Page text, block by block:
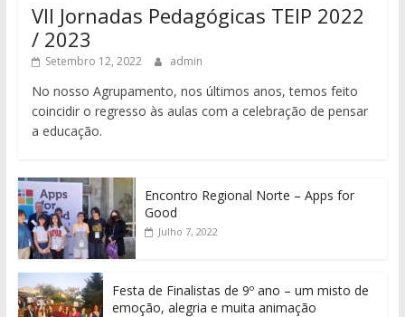
VII Jornadas Pedagógicas TEIP 2022
/ 2023
Setembro 12, 2022 admin
No nosso Agrupamento, nos últimos anos, temos feito
coincidir o regresso às aulas com a celebração de pensar
a educação.
Encontro Regional Norte – Apps for
Good
Julho 7, 2022
Festa de Finalistas de 9º ano – um misto de
emoção, alegria e muita animação